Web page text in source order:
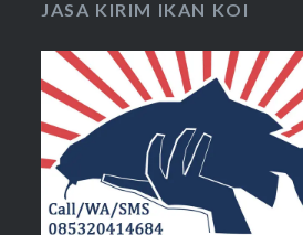
JASA KIRIM IKAN KOI